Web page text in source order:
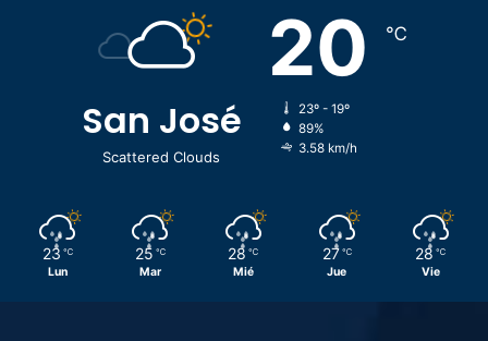
San José
Scattered Clouds
20 ℃
23º - 19º
89%
3.58 km/h
23 ℃
Lun
25 ℃
Mar
28 ℃
Mié
27 ℃
Jue
28 ℃
Vie